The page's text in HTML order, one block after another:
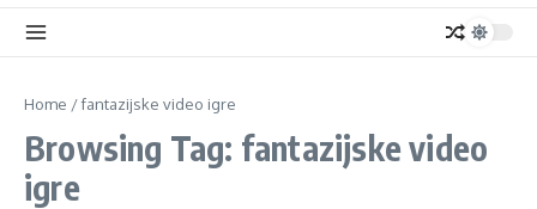
Home /fantazijske video igre
Browsing Tag: fantazijske video
igre